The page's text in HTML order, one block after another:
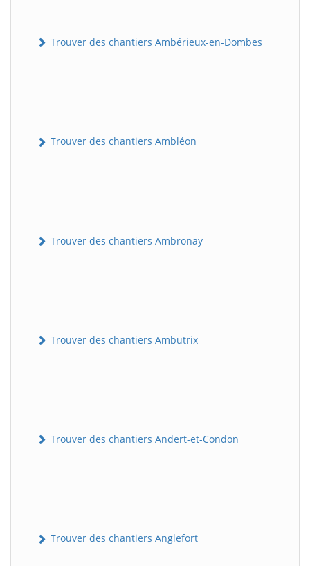
Trouver des chantiers Ambérieux-en-Dombes
Trouver des chantiers Ambléon
Trouver des chantiers Ambronay
Trouver des chantiers Ambutrix
Trouver des chantiers Andert-et-Condon
Trouver des chantiers Anglefort